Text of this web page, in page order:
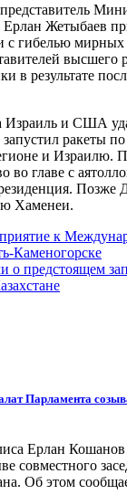
Жетыбаев
с гибелью
высшего
в результате
Израиль и США
ракеты
и Израилю.
во главе с
Позже
Хаменеи.
к
Каменогорске
о предстоящем
Парламента
Ерлан
совместного
Об этом